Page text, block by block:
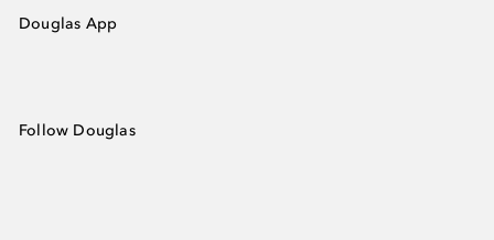
Douglas App
Follow Douglas